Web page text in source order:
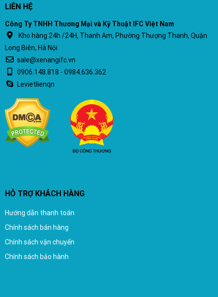
LIÊN HỆ
Công Ty TNHH Thương Mại và Kỹ Thuật IFC Việt Nam
Kho hàng 24h /24H, Thanh Am, Phường Thượng Thanh, Quận
Long Biên, Hà Nội
sale@xenangifc.vn
0906.148.818 - 0984.636.362
Levietlienqn
HỖ TRỢ KHÁCH HÀNG
Hướng dẫn thanh toán
Chính sách bán hàng
Chính sách vận chuyển
Chính sách bảo hành